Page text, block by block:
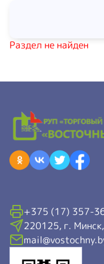
Раздел не найден
+375 (17) 357-
220125, г.